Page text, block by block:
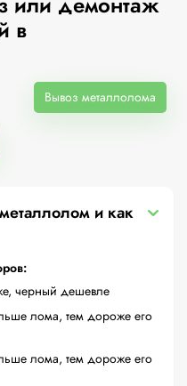
в
Вывоз металлолома
и как
черный дешевле
лома, тем дороже его
лома, тем дороже его